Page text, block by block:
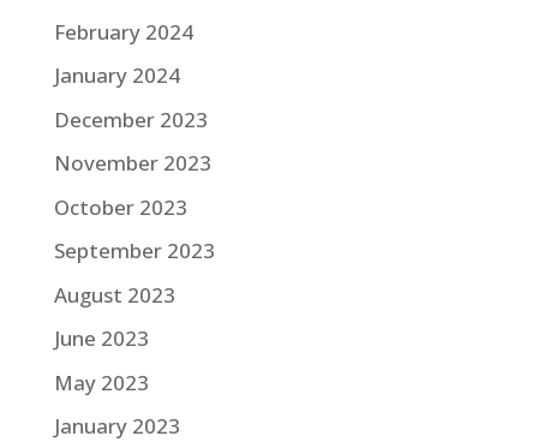
February 2024
January 2024
December 2023
November 2023
October 2023
September 2023
August 2023
June 2023
May 2023
January 2023